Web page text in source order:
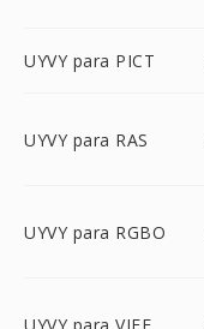
UYVY para PICT
UYVY para RAS
UYVY para RGBO
UYVY para VIFF